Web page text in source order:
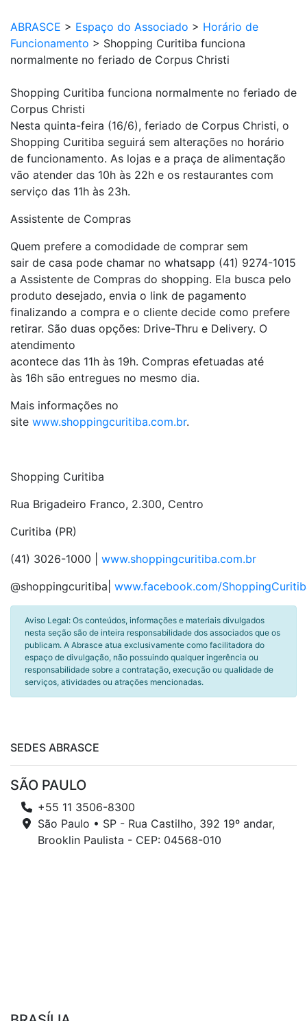
ABRASCE > Espaço do Associado > Horário de
Funcionamento > Shopping Curitiba funciona
normalmente no feriado de Corpus Christi
Shopping Curitiba funciona normalmente no feriado de
Corpus Christi
Nesta quinta-feira (16/6), feriado de Corpus Christi, o
Shopping Curitiba seguirá sem alterações no horário
de funcionamento. As lojas e a praça de alimentação
vão atender das 10h às 22h e os restaurantes com
serviço das 11h às 23h.
Assistente de Compras
Quem prefere a comodidade de comprar sem
sair de casa pode chamar no whatsapp (41) 9274-1015
a Assistente de Compras do shopping. Ela busca pelo
produto desejado, envia o link de pagamento
finalizando a compra e o cliente decide como prefere
retirar. São duas opções: Drive-Thru e Delivery. O
atendimento
acontece das 11h às 19h. Compras efetuadas até
às 16h são entregues no mesmo dia.
Mais informações no
site www.shoppingcuritiba.com.br.
Shopping Curitiba
Rua Brigadeiro Franco, 2.300, Centro
Curitiba (PR)
(41) 3026-1000 |
www.shoppingcuritiba.com.br
@shoppingcuritiba| www.facebook.com/
Aviso Legal: Os conteúdos, informações e materiais divulgados
nesta seção são de inteira responsabilidade dos associados que os
publicam. A Abrasce atua exclusivamente como facilitadora do
espaço de divulgação, não possuindo qualquer ingerência ou
responsabilidade sobre a contratação, execução ou qualidade de
serviços, atividades ou atrações mencionadas.
SEDES ABRASCE
SÃO PAULO
+55 11 3506-8300
São Paulo • SP - Rua Castilho, 392 19º andar,
Brooklin Paulista - CEP: 04568-010